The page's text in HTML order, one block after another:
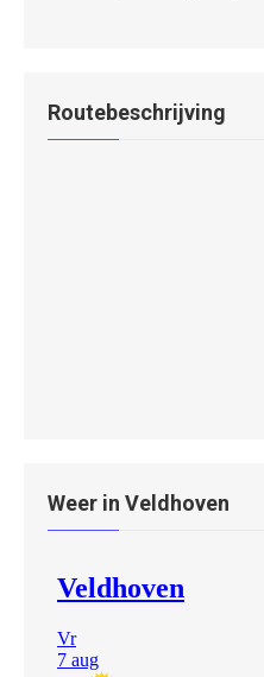
Routebeschrijving
Weer in Veldhoven